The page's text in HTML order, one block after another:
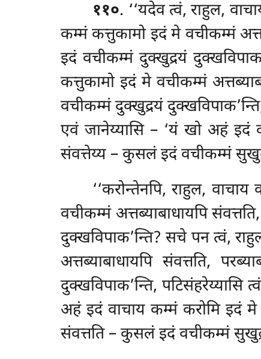
११०. ‘‘यदेव त्वं, राहुल,
कम्मं कत्तुकामो इदं मे वचीकम्मं
इदं वचीकम्मं दुक्खुद्रयं
कत्तुकामो इदं मे वचीकम्मं
वचीकम्मं दुक्खुद्रयं
एवं जानेय्यासि – ‘यं खो अहं इदं
संवत्तेय्य – कुसलं इदं वचीकम्मं
‘‘करोन्तेनपि, राहुल,
वचीकम्मं अत्तब्याबाधायपि
दुक्खविपाक’न्ति? सचे पन त्वं,
अत्तब्याबाधायपि संवत्तति,
दुक्खविपाक’न्ति,
अहं इदं वाचाय कम्मं करोमि इदं
संवत्तति – कुसलं इदं वचीकम्मं